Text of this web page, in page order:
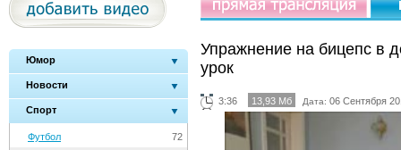
Юмор
Новости
Спорт
72
Футбол
Упражнение на бицепс в
урок
3:36 13,93 Мб Дата: 06 Сентября